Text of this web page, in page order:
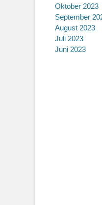
Oktober 2023
September
August 2023
Juli 2023
Juni 2023